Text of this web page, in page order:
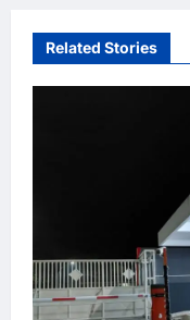
t
Related Stories